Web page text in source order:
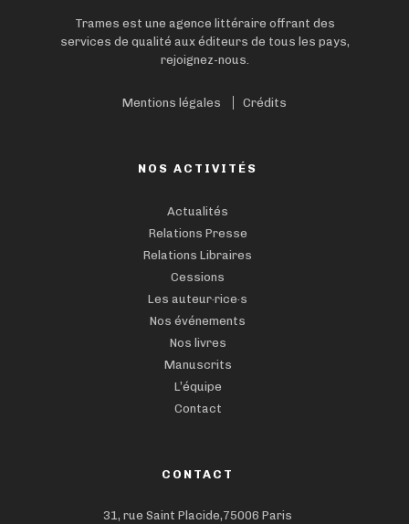
Trames est une agence littéraire offrant des
services de qualité aux éditeurs de tous les pays,
rejoignez-nous.
Mentions légales Crédits
NOS ACTIVITÉS
Actualités
Relations Presse
Relations Libraires
Cessions
Les auteur·rice·s
Nos événements
Nos livres
Manuscrits
L’équipe
Contact
CONTACT
31, rue Saint Placide,75006 Paris